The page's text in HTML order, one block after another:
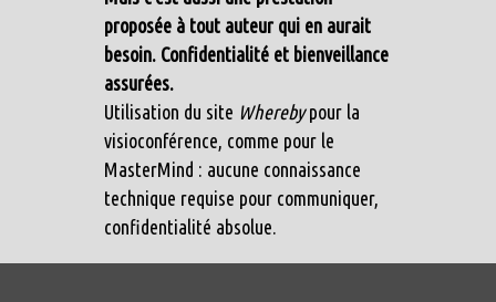
proposée à tout auteur qui en aurait
besoin. Confidentialité et bienveillance
assurées.
Utilisation du site Wherebypour la
visioconférence, comme pour le
MasterMind : aucune connaissance
technique requise pour communiquer,
confidentialité absolue.